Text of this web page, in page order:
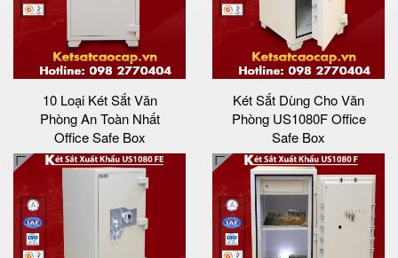
10 Loại Két Sắt Văn
Phòng An Toàn Nhất
Office Safe Box
Két Sắt Dùng Cho Văn
Phòng US1080F Office
Safe Box